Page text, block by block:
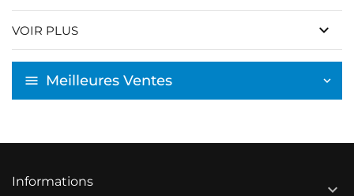
VOIR PLUS keyboard_arrow_down
Meilleures Ventes
Informations 